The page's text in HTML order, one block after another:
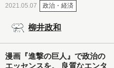
2021.05.07 政治・経済
柳井政和
漫画『進撃の巨人』で政治の
エッセンスを。 良質なエンタ